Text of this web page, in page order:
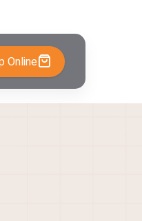
Online